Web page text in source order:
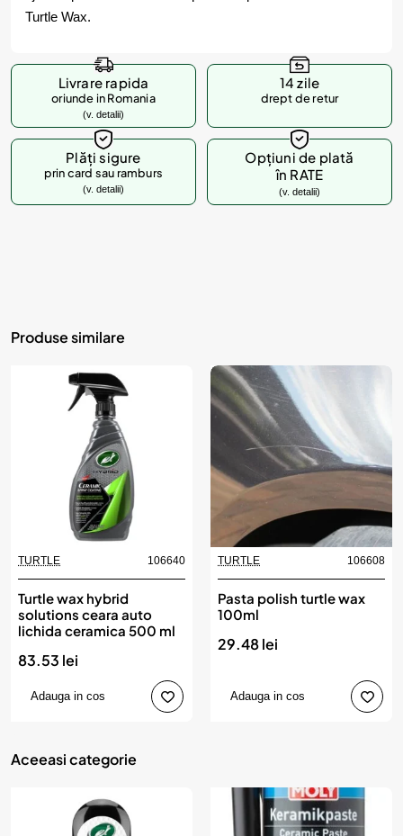
Turtle Wax.
Livrare rapida
oriunde in Romania
(v. detalii)
14 zile
drept de retur
Plăți sigure
prin card sau ramburs
(v. detalii)
Opțiuni de plată
în RATE
(v. detalii)
Produse similare
TURTLE 106640
Turtle wax hybrid
solutions ceara auto
lichida ceramica 500 ml
83.53 lei
Adauga in cos
TURTLE 106608
Pasta polish turtle wax
100ml
29.48 lei
Adauga in cos
Aceeasi categorie